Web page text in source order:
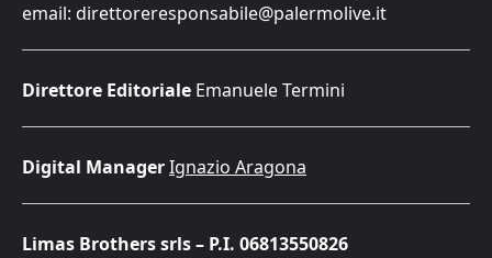
email: direttoreresponsabile@palermolive.it
Direttore Editoriale Emanuele Termini
Digital ManagerIgnazio Aragona
Limas Brothers srls – P.I. 06813550826